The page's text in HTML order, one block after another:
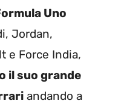
Uno
Jordan,
e Force India,
il suo grande
andando a